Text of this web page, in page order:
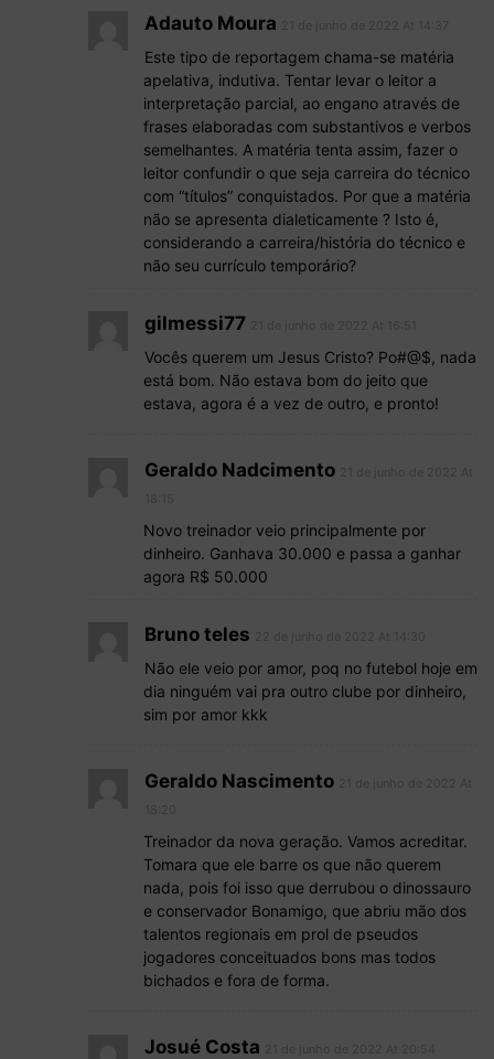
Adauto Moura
Este tipo de reportagem chama-se matéria
apelativa, indutiva. Tentar levar o leitor a
interpretação parcial, ao engano através de
frases elaboradas com substantivos e verbos
semelhantes. A matéria tenta assim, fazer o
leitor confundir o que seja carreira do técnico
com “títulos” conquistados. Por que a matéria
não se apresenta dialeticamente ? Isto é,
considerando a carreira/história do técnico e
não seu currículo temporário?
gilmessi77
Vocês querem um Jesus Cristo? Po#@$, nada
está bom. Não estava bom do jeito que
estava, agora é a vez de outro, e pronto!
Geraldo Nadcimento
Novo treinador veio principalmente por
dinheiro. Ganhava 30.000 e passa a ganhar
agora R$ 50.000
Bruno teles
Não ele veio por amor, poq no futebol hoje em
dia ninguém vai pra outro clube por dinheiro,
sim por amor kkk
Geraldo Nascimento
Treinador da nova geração. Vamos acreditar.
Tomara que ele barre os que não querem
nada, pois foi isso que derrubou o dinossauro
e conservador Bonamigo, que abriu mão dos
talentos regionais em prol de pseudos
jogadores conceituados bons mas todos
bichados e fora de forma.
Josué Costa